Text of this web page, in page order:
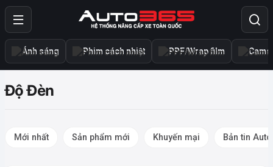
Ánh sáng Phim cách nhiệt PPF/Wrap film
Độ Đèn
Mới nhất Sản phẩm mới Khuyến mại Bản tin